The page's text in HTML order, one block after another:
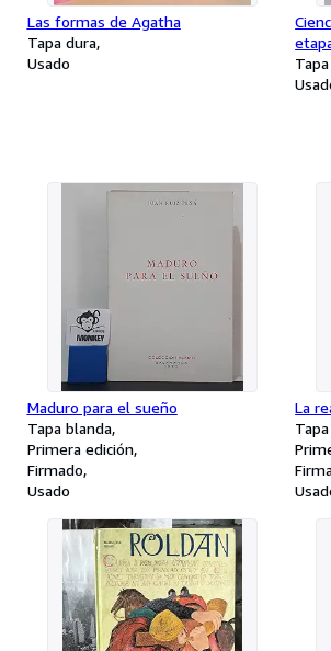
Las formas de Agatha
Tapa dura
Usado
Maduro para el sueño
Tapa blanda
Primera edición
Firmado
Usado
La